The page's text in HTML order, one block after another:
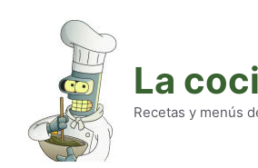
La
Recetas y menús